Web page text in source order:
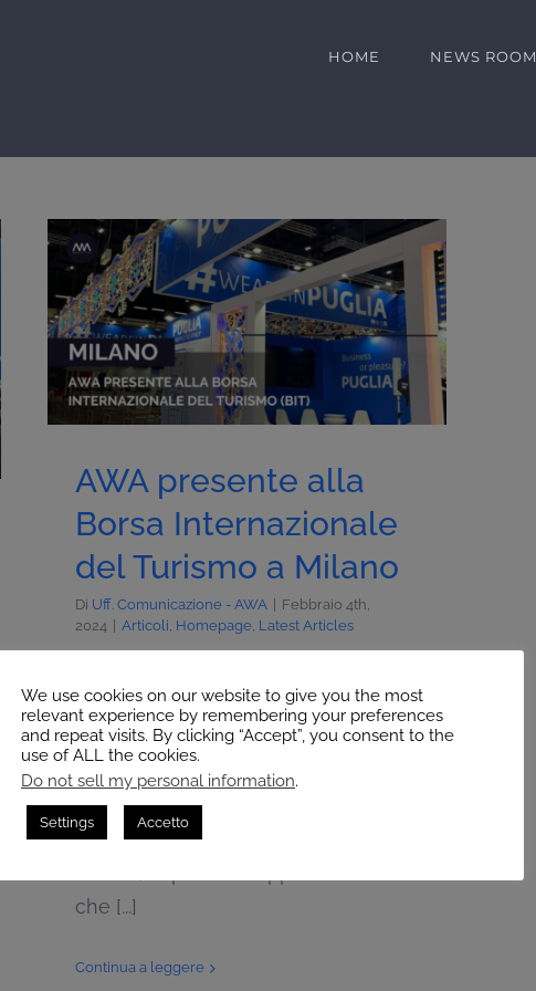
HOME NEWS ROOM
AWA presente alla
Borsa Internazionale
del Turismo a Milano
Di Uff. Comunicazione - AWA
Febbraio 4th,
2024
Articoli, Homepage, Latest Articles
Internazionale del Turismo a Milano
Comunicato stampa • 4 febbraio
2024 Milano - AWA presente come
media production unit alla Borsa
Internazionale del Turismo (BIT) di
che [...]
Continua a leggere
We use cookies on our website to give you the most
relevant experience by remembering your preferences
and repeat visits. By clicking “Accept”, you consent to the
use of ALL the cookies.
Do not sell my personal information.
Settings Accetto